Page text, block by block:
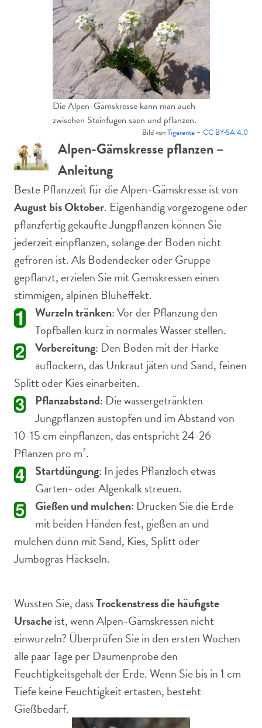
Die Alpen-Gämskresse kann man auch
zwischen Steinfugen säen und pflanzen.
Bild vonTigerente – CC BY-SA 4.0
Alpen-Gämskresse pflanzen –
Anleitung
Beste Pflanzzeit für die Alpen-Gämskresse ist von
August bis Oktober. Eigenhändig vorgezogene oder
pflanzfertig gekaufte Jungpflanzen können Sie
jederzeit einpflanzen, solange der Boden nicht
gefroren ist. Als Bodendecker oder Gruppe
gepflanzt, erzielen Sie mit Gemskressen einen
stimmigen, alpinen Blüheffekt.
Wurzeln tränken: Vor der Pflanzung den
Topfballen kurz in normales Wasser stellen.
Vorbereitung: Den Boden mit der Harke
auflockern, das Unkraut jäten und Sand, feinen
Splitt oder Kies einarbeiten.
Pflanzabstand: Die wassergetränkten
Jungpflanzen austopfen und im Abstand von
10-15 cm einpflanzen, das entspricht 24-26
Pflanzen pro m².
Startdüngung: In jedes Pflanzloch etwas
Garten- oder Algenkalk streuen.
Gießen und mulchen: Drücken Sie die Erde
mit beiden Händen fest, gießen an und
mulchen dünn mit Sand, Kies, Splitt oder
Jumbogras Häckseln.
Wussten Sie, dassTrockenstress die häufigste
Ursacheist, wenn Alpen-Gämskressen nicht
einwurzeln? Überprüfen Sie in den ersten Wochen
alle paar Tage per Daumenprobe den
Feuchtigkeitsgehalt der Erde. Wenn Sie bis in 1 cm
Tiefe keine Feuchtigkeit ertasten, besteht
Gießbedarf.